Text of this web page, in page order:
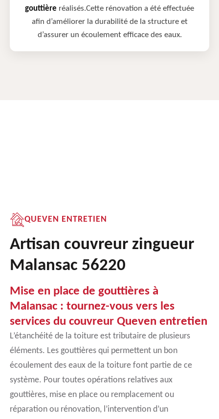
gouttière réalisés.Cette rénovation a été effectuée
afin d’améliorer la durabilité de la structure et
d’assurer un écoulement efficace des eaux.
QUEVEN ENTRETIEN
Artisan couvreur zingueur
Malansac 56220
Mise en place de gouttières à
Malansac : tournez-vous vers les
services du couvreur Queven entretien
L’étanchéité de la toiture est tributaire de plusieurs
éléments. Les gouttières qui permettent un bon
écoulement des eaux de la toiture font partie de ce
système. Pour toutes opérations relatives aux
gouttières, mise en place ou remplacement ou
réparation ou rénovation, l’intervention d’un